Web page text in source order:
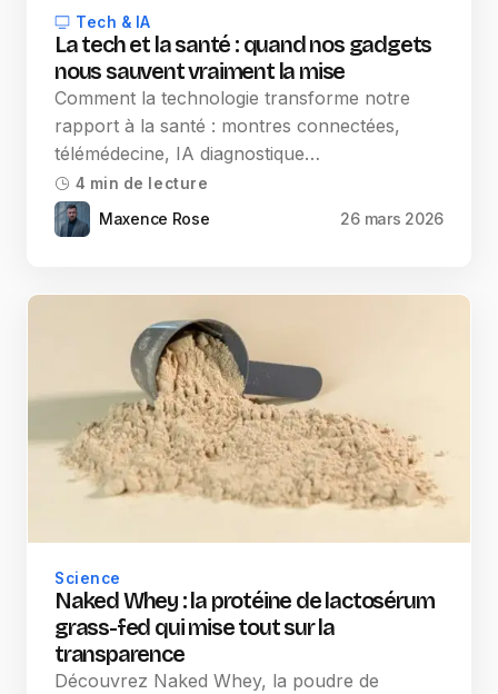
Tech & IA
La tech et la santé : quand nos gadgets
nous sauvent vraiment la mise
Comment la technologie transforme notre
rapport à la santé : montres connectées,
télémédecine, IA diagnostique…
4 min de lecture
Maxence Rose 26 mars 2026
Science
Naked Whey : la protéine de lactosérum
grass-fed qui mise tout sur la
transparence
Découvrez Naked Whey, la poudre de